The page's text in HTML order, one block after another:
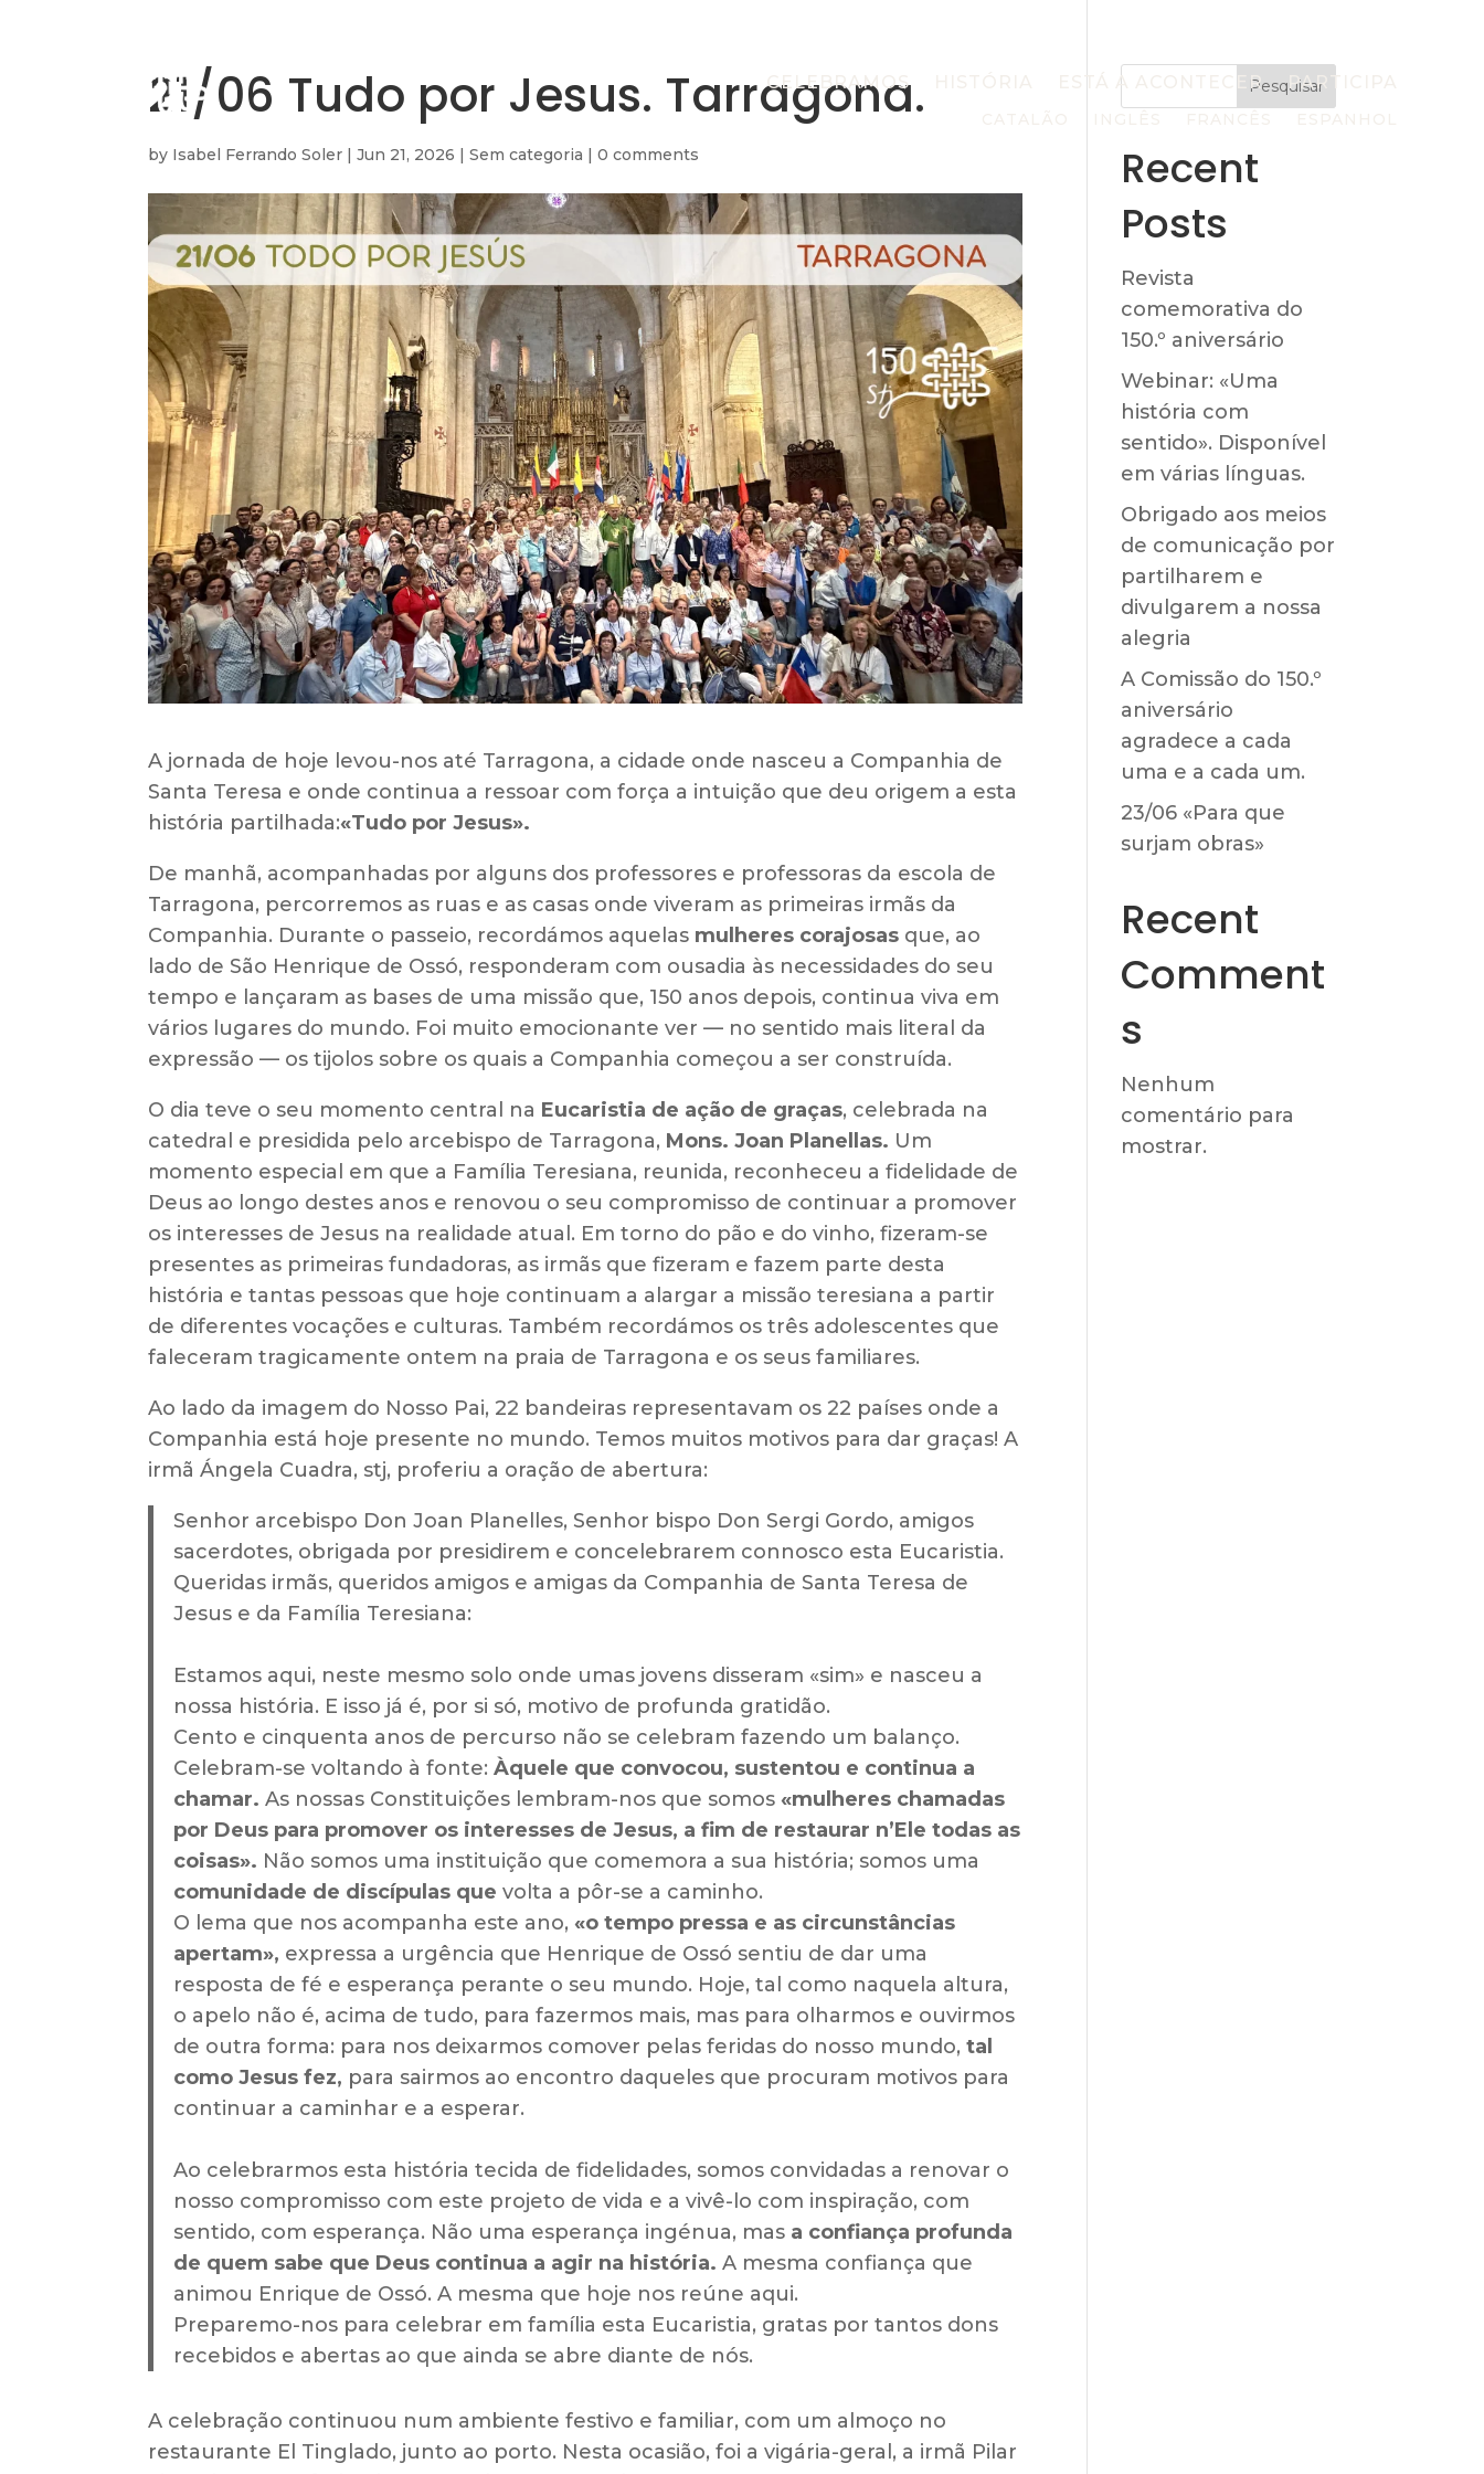
CELEBRAMOS ESTÁ A ACONTECER PARTICIPA
21/06 Tudo por Jesus. Tarragona.
by Isabel Ferrando Soler |Jun 21, 2026 |Sem categoria |0 comments
A jornada de hoje levou-nos até Tarragona, a cidade onde nasceu a Companhia de
Santa Teresa e onde continua a ressoar com força a intuição que deu origem a esta
história partilhada:«Tudo por Jesus».
De manhã, acompanhadas por alguns dos professores e professoras da escola de
Tarragona, percorremos as ruas e as casas onde viveram as primeiras irmãs da
Companhia. Durante o passeio, recordámos aquelas mulheres corajosas que, ao
lado de São Henrique de Ossó, responderam com ousadia às necessidades do seu
tempo e lançaram as bases de uma missão que, 150 anos depois, continua viva em
vários lugares do mundo. Foi muito emocionante ver — no sentido mais literal da
expressão — os tijolos sobre os quais a Companhia começou a ser construída.
O dia teve o seu momento central na Eucaristia de ação de graças, celebrada na
catedral e presidida pelo arcebispo de Tarragona, Mons. Joan Planellas. Um
momento especial em que a Família Teresiana, reunida, reconheceu a fidelidade de
Deus ao longo destes anos e renovou o seu compromisso de continuar a promover
os interesses de Jesus na realidade atual. Em torno do pão e do vinho, fizeram-se
presentes as primeiras fundadoras, as irmãs que fizeram e fazem parte desta
história e tantas pessoas que hoje continuam a alargar a missão teresiana a partir
de diferentes vocações e culturas. Também recordámos os três adolescentes que
faleceram tragicamente ontem na praia de Tarragona e os seus familiares.
Ao lado da imagem do Nosso Pai, 22 bandeiras representavam os 22 países onde a
Companhia está hoje presente no mundo. Temos muitos motivos para dar graças! A
irmã Ángela Cuadra, stj, proferiu a oração de abertura:
Senhor arcebispo Don Joan Planelles, Senhor bispo Don Sergi Gordo, amigos
sacerdotes, obrigada por presidirem e concelebrarem connosco esta Eucaristia.
Queridas irmãs, queridos amigos e amigas da Companhia de Santa Teresa de
Jesus e da Família Teresiana:
Estamos aqui, neste mesmo solo onde umas jovens disseram «sim» e nasceu a
nossa história. E isso já é, por si só, motivo de profunda gratidão.
Cento e cinquenta anos de percurso não se celebram fazendo um balanço.
Celebram-se voltando à fonte: Àquele que convocou, sustentou e continua a
chamar. As nossas Constituições lembram-nos que somos «mulheres chamadas
por Deus para promover os interesses de Jesus, a fim de restaurar n’Ele todas as
coisas». Não somos uma instituição que comemora a sua história; somos uma
comunidade de discípulas que volta a pôr-se a caminho.
O lema que nos acompanha este ano, «o tempo pressa e as circunstâncias
apertam», expressa a urgência que Henrique de Ossó sentiu de dar uma
resposta de fé e esperança perante o seu mundo. Hoje, tal como naquela altura,
o apelo não é, acima de tudo, para fazermos mais, mas para olharmos e ouvirmos
de outra forma: para nos deixarmos comover pelas feridas do nosso mundo, tal
como Jesus fez, para sairmos ao encontro daqueles que procuram motivos para
continuar a caminhar e a esperar.
Ao celebrarmos esta história tecida de fidelidades, somos convidadas a renovar o
nosso compromisso com este projeto de vida e a vivê-lo com inspiração, com
sentido, com esperança. Não uma esperança ingénua, mas a confiança profunda
de quem sabe que Deus continua a agir na história. A mesma confiança que
animou Enrique de Ossó. A mesma que hoje nos reúne aqui.
Preparemo-nos para celebrar em família esta Eucaristia, gratas por tantos dons
recebidos e abertas ao que ainda se abre diante de nós.
A celebração continuou num ambiente festivo e familiar, com um almoço no
restaurante El Tinglado, junto ao porto. Nesta ocasião, foi a vigária-geral, a irmã Pilar
Pesquisar
Recent
Posts
Revista
comemorativa do
150.º aniversário
Webinar: «Uma
história com
sentido». Disponível
em várias línguas.
Obrigado aos meios
de comunicação por
partilharem e
divulgarem a nossa
alegria
A Comissão do 150.º
aniversário
agradece a cada
uma e a cada um.
23/06 «Para que
surjam obras»
Recent
Comment
s
Nenhum
comentário para
mostrar.